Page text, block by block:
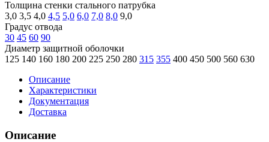
Толщина стенки стального патрубка
3,0 3,5 4,0 4,5 5,0 6,0 7,0 8,0 9,0
Градус отвода
30 45 60 90
Диаметр защитной оболочки
125 140 160 180 200 225 250 280 315 355 400 450 500 560 630
Описание
Характеристики
Документация
Доставка
Описание